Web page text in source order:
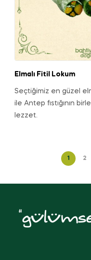
Elmalı Fitil Lokum
Seçtiğimiz en güzel
ile Antep fıstığının
lezzet.
1 2